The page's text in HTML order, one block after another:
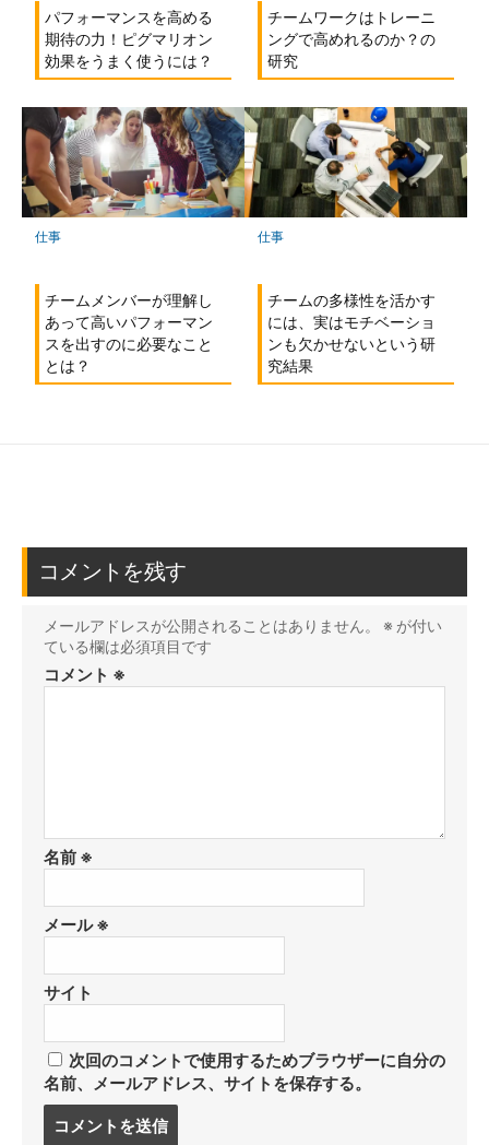
パフォーマンスを高める
期待の力！ピグマリオン
効果をうまく使うには？
チームワークはトレーニ
ングで高めれるのか？の
研究
仕事
チームメンバーが理解し
あって高いパフォーマン
スを出すのに必要なこと
とは？
仕事
チームの多様性を活かす
には、実はモチベーショ
ンも欠かせないという研
究結果
コメントを残す
メールアドレスが公開されることはありません。 ※ が付い
ている欄は必須項目です
コメント ※
名前 ※
メール※
サイト
次回のコメントで使用するためブラウザーに自分の
名前、メールアドレス、サイトを保存する。